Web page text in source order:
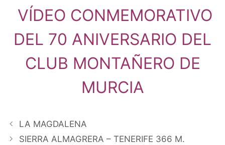
VÍDEO CONMEMORATIVO
DEL 70 ANIVERSARIO DEL
CLUB MONTAÑERO DE
MURCIA
LA MAGDALENA
SIERRA ALMAGRERA – TENERIFE 366 M.